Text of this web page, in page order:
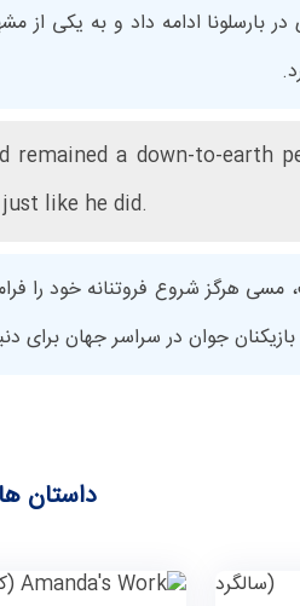
بارسلونا ادامه داد و به یکی از
remained a down-to-earth
like he did.
مسی هرگز شروع فروتنانه خود را
جوان در سراسر جهان
داستان